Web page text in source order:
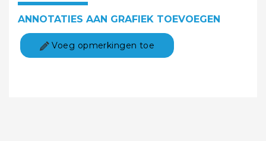
ANNOTATIES AAN GRAFIEK TOEVOEGEN
Voeg opmerkingen toe